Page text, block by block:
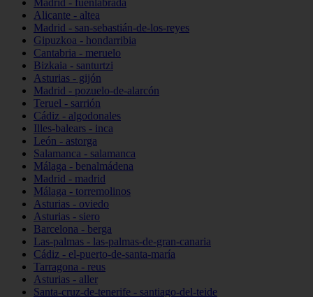
Madrid - fuenlabrada
Alicante - altea
Madrid - san-sebastián-de-los-reyes
Gipuzkoa - hondarribia
Cantabria - meruelo
Bizkaia - santurtzi
Asturias - gijón
Madrid - pozuelo-de-alarcón
Teruel - sarrión
Cádiz - algodonales
Illes-balears - inca
León - astorga
Salamanca - salamanca
Málaga - benalmádena
Madrid - madrid
Málaga - torremolinos
Asturias - oviedo
Asturias - siero
Barcelona - berga
Las-palmas - las-palmas-de-gran-canaria
Cádiz - el-puerto-de-santa-maría
Tarragona - reus
Asturias - aller
Santa-cruz-de-tenerife - santiago-del-teide